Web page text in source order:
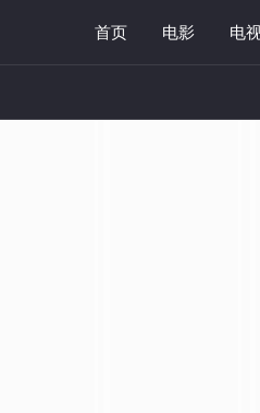
首页 电影 电